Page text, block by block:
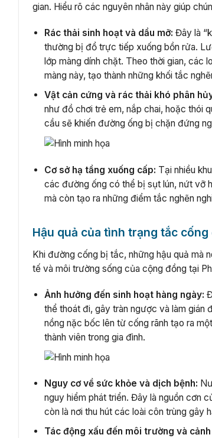
gian. Hiểu rõ các nguyên nhân này giúp
Rác thải sinh hoạt và dầu mỡ: Đây là
thường bị đổ trực tiếp xuống bồn rửa.
lớp màng dính chặt. Theo thời gian, các
màng này, tạo thành những khối tắc
Vật cản cứng và rác thải khó phân
như đồ chơi trẻ em, nắp chai, hoặc thói
cầu sẽ khiến đường ống bị chặn đứng
Cơ sở hạ tầng xuống cấp: Tại nhiều
các đường ống có thể bị sụt lún, nứt vỡ
mà còn tạo ra những điểm tắc nghẽn
Hậu quả của tình trạng tắc
Khi đường cống bị tắc, những hậu quả mà
tế và môi trường sống của cộng đồng tại
Ảnh hưởng đến sinh hoạt hàng ngày:
thể thoát đi, gây tràn ngược và làm gián
nồng nặc bốc lên từ cống rãnh tạo ra
thành viên trong gia đình.
Nguy cơ về sức khỏe và dịch bệnh:
nguy hiểm phát triển. Đây là nguồn cơn
còn là nơi thu hút các loài côn trùng gây
Tác động xấu đến môi trường và cảnh